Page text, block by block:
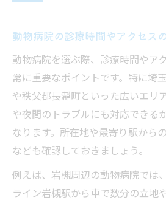
動物病院の診療時間やアクセス
動物病院を選ぶ際、診療時間やア
常に重要なポイントです。特に埼
や秩父郡長瀞町といった広いエリ
や夜間のトラブルにも対応できる
なります。所在地や最寄り駅から
なども確認しておきましょう。
例えば、岩槻周辺の動物病院では
ライン岩槻駅から車で数分の立地